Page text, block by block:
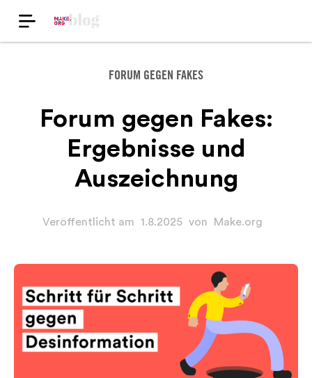
FORUM GEGEN FAKES
Forum gegen Fakes:
Ergebnisse und
Auszeichnung
Veröffentlicht am 1.8.2025 von Make.org